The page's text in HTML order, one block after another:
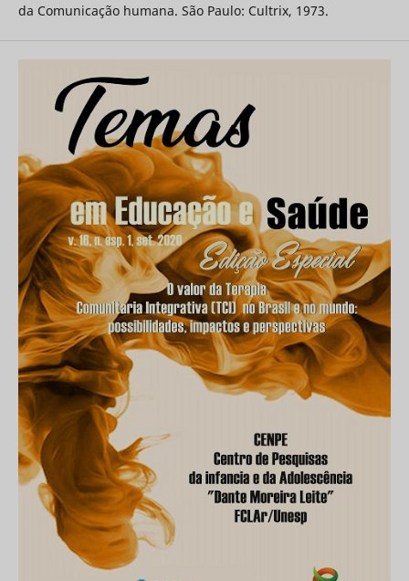
da Comunicação humana. São Paulo: Cultrix, 1973.